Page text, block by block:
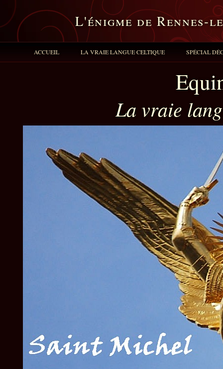
L'énigme de Rennes-
ACCUEIL LA VRAIE LANGUE CELTIQUE SPÉCIAL
La vraie